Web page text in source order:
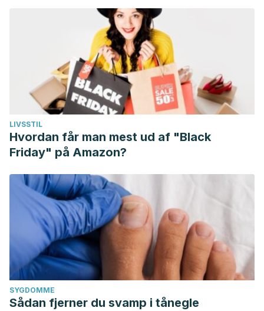
LIVSSTIL
Hvordan får man mest ud af "Black
Friday" på Amazon?
SYGDOMME
Sådan fjerner du svamp i tånegle